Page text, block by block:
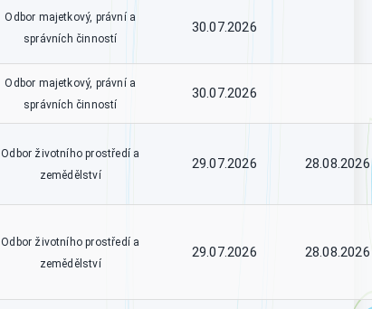
Odbor majetkový, právní a
správních činností
30.07.2026
Odbor majetkový, právní a
správních činností
30.07.2026
Odbor životního prostředí a
zemědělství
29.07.2026 28.08.2026
Odbor životního prostředí a
zemědělství
29.07.2026 28.08.2026